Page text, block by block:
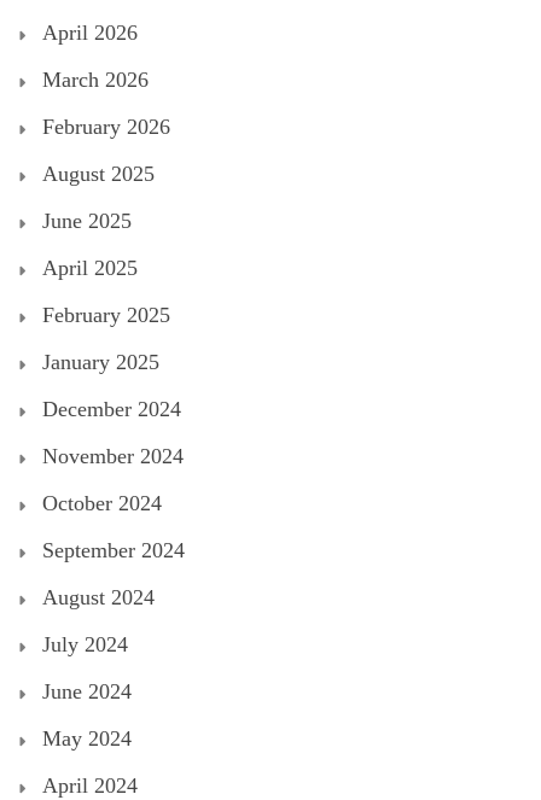
April 2026
March 2026
February 2026
August 2025
June 2025
April 2025
February 2025
January 2025
December 2024
November 2024
October 2024
September 2024
August 2024
July 2024
June 2024
May 2024
April 2024